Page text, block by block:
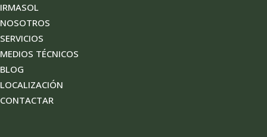
IRMASOL
NOSOTROS
SERVICIOS
MEDIOS TÉCNICOS
BLOG
LOCALIZACIÓN
CONTACTAR